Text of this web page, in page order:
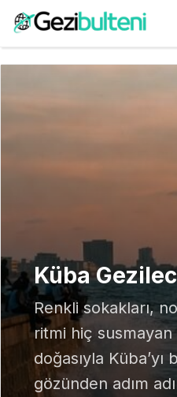
Küba
Renkli sokakları,
ritmi hiç
doğasıyla Küba’yı
gözünden adım